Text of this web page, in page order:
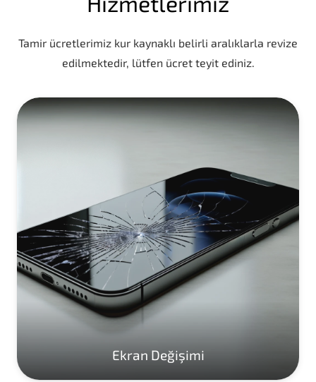
Tamir ücretlerimiz kur kaynaklı belirli aralıklarla revize
edilmektedir, lütfen ücret teyit ediniz.
Ekran Değişimi